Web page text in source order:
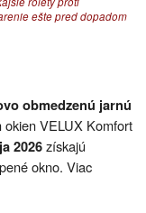
ešte pred dopadom
obmedzenú jarnú
okien VELUX Komfort
2026získajú
okno. Viac